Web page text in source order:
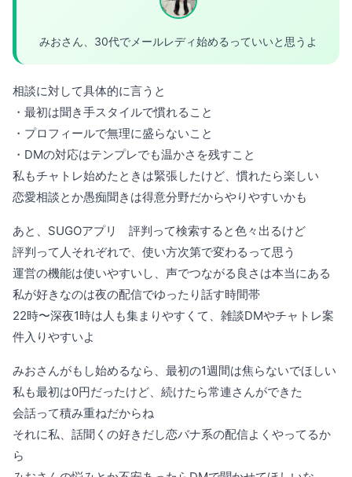
みおさん、30代でメールレディ始めるっていいと思うよ
相談に対して具体的に言うと
・最初は聞き手スタイルで慣れること
・プロフィールで無理に盛らないこと
・DMの対応はテンプレでも温かさを残すこと
私もチャトレ始めたときは緊張したけど、慣れたら楽しい
恋愛相談とか愚痴聞きは得意分野だからやりやすいかも
あと、SUGOアプリ 評判って検索すると色々出るけど
評判って人それぞれで、使い方次第で変わるって思う
運営の機能は使いやすいし、声でつながる良さは本当にある
私が好きなのは夜の配信でゆったり話す時間帯
22時〜深夜1時は人も集まりやすくて、雑談DMやチャトレ案
件入りやすいよ
みおさんがもし始めるなら、最初の1週間は焦らないでほしい
私も最初は0円だったけど、続けたら常連さんができた
会話って積み重ねだからね
それに私、話聞くの好きだし恋バナ系の配信よくやってるか
ら